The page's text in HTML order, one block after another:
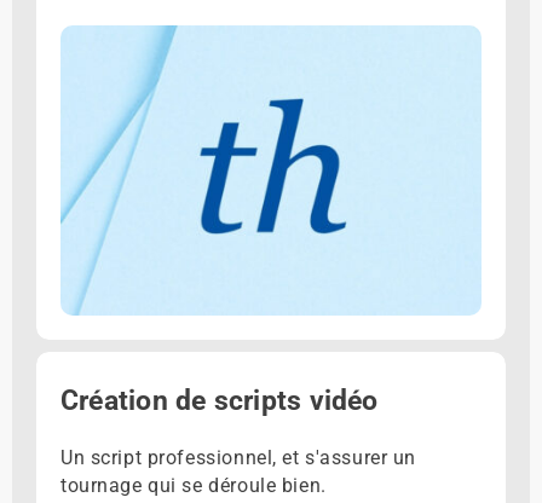
Création de scripts vidéo
Un script professionnel, et s'assurer un
tournage qui se déroule bien.